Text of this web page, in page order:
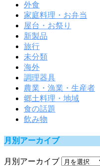
外食
家庭料理・お弁当
屋台・お祭り
新製品
旅行
未分類
海外
調理器具
農業・漁業・生産者
郷土料理・地域
食の話題
飲み物
月別アーカイブ
月別アーカイブ